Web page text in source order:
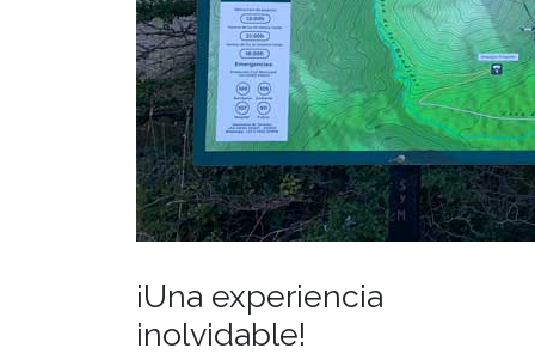
¡Una experiencia
inolvidable!